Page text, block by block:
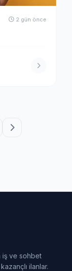
2 gün önce
iş ve sohbet
ilanlar.